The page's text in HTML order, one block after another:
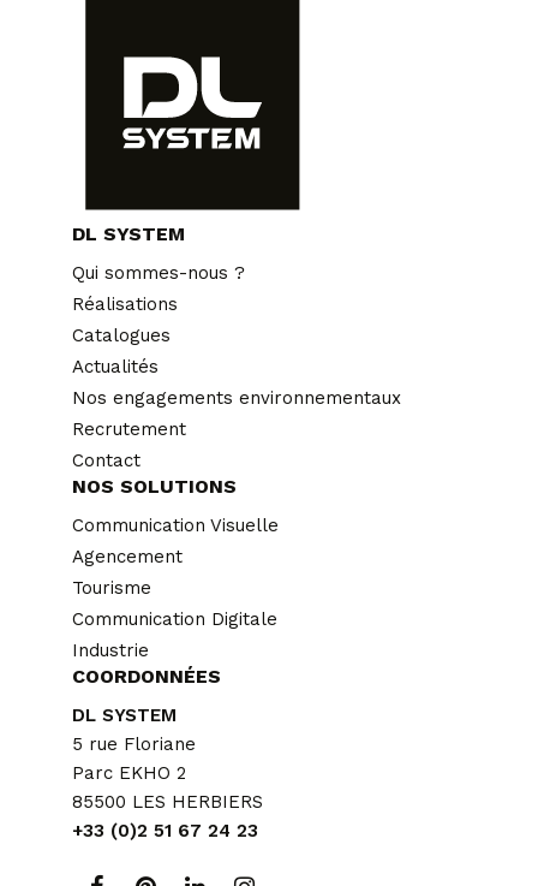
DL SYSTEM
Qui sommes-nous ?
Réalisations
Catalogues
Actualités
Nos engagements environnementaux
Recrutement
Contact
NOS SOLUTIONS
Communication Visuelle
Agencement
Tourisme
Communication Digitale
Industrie
COORDONNÉES
DL SYSTEM
5 rue Floriane
Parc EKHO 2
85500 LES HERBIERS
+33 (0)2 51 67 24 23